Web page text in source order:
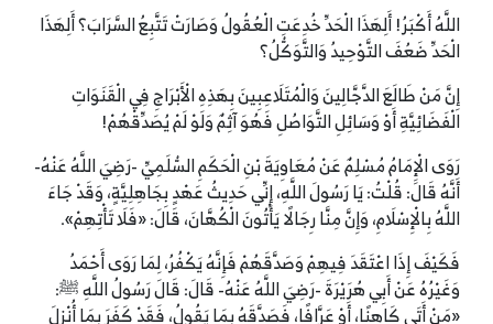
اللَّهُ أَكْبَرُ! أَلِهَذَا الْحَدِّ خُدِعَتِ الْعُقُولُ وَصَارَتْ تَتَّبِعُ السَّرَابَ؟ أَلِهَذَا
الْحَدِّ ضَعُفَ التَّوْحِيدُ وَالتَّوَكُّلُ؟
إِنَّ مَنْ طَالَعَ الدَّجَّالِينَ وَالْمُتَلَاعِبِينَ بِهَذِهِ الْأَبْرَاجِ فِي الْقَنَوَاتِ
الْفَضَائِيَّةِ أَوْ وَسَائِلِ التَّوَاصُلِ فَهُوَ آثِمٌ وَلَوْ لَمْ يُصَدِّقْهُمْ!
رَوَى الْإِمَامُ مُسْلِمٌ عَنْ مُعَاوِيَةَ بْنِ الْحَكَمِ السُّلَمِيِّ -رَضِيَ اللَّهُ عَنْهُ-
أَنَّهُ قَالَ: قُلْتُ: يَا رَسُولَ اللَّهِ، إِنِّي حَدِيثُ عَهْدٍ بِجَاهِلِيَّةٍ، وَقَدْ جَاءَ
اللَّهُ بِالْإِسْلَامِ، وَإِنَّ مِنَّا رِجَالًا يَأْتُونَ الْكُهَّانَ، قَالَ: «فَلَا تَأْتِهِمْ».
فَكَيْفَ إِذَا اعْتَقَدَ فِيهِمْ وَصَدَّقَهُمْ فَإِنَّهُ يَكْفُرُ، لِمَا رَوَى أَحْمَدُ
وَغَيْرُهُ عَنْ أَبِي هُرَيْرَةَ -رَضِيَ اللَّهُ عَنْهُ- قَالَ: قَالَ رَسُولُ اللَّهِ ﷺ:
«مَنْ أَتَى كَاهِنًا، أَوْ عَرَّافًا، فَصَدَّقَهُ بِمَا يَقُولُ، فَقَدْ كَفَرَ بِمَا أُنْزِلَ